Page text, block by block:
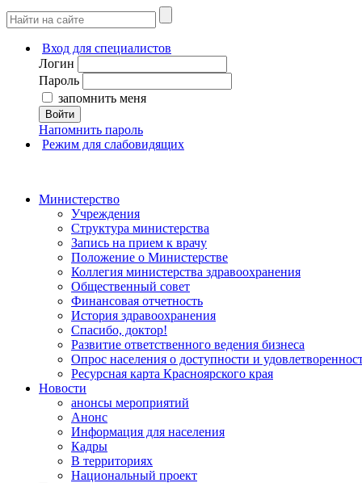
Вход для специалистов
Логин
Пароль
запомнить меня
Войти
Напомнить пароль
Режим для слабовидящих
Министерство
Учреждения
Структура министерства
Запись на прием к врачу
Положение о Министерстве
Коллегия министерства здравоохранения
Общественный совет
Финансовая отчетность
История здравоохранения
Спасибо, доктор!
Развитие ответственного ведения бизнеса
Опрос населения о доступности и
Ресурсная карта Красноярского края
Новости
анонсы мероприятий
Анонс
Информация для населения
Кадры
В территориях
Национальный проект